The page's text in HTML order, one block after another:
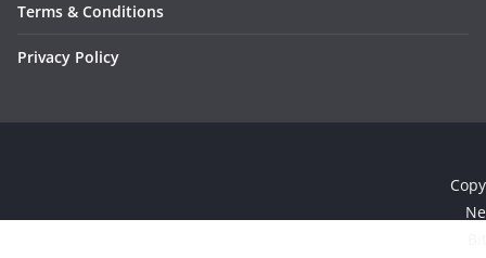
Terms & Conditions
Privacy Policy